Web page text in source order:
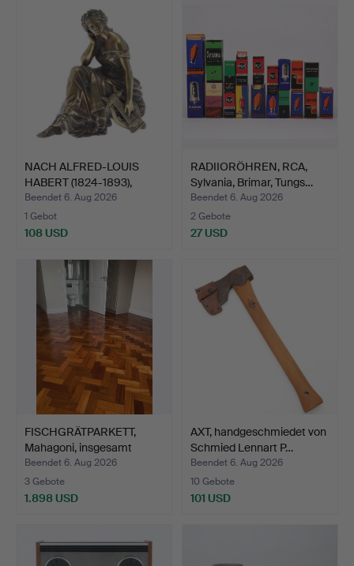
NACH ALFRED-LOUIS
HABERT (1824-1893),
MESS…
Beendet 6. Aug 2026
1 Gebot
108 USD
RADIIORÖHREN, RCA,
Sylvania, Brimar, Tungs…
Beendet 6. Aug 2026
2 Gebote
27 USD
FISCHGRÄTPARKETT,
Mahagoni, insgesamt
86,4…
Beendet 6. Aug 2026
3 Gebote
1.898 USD
AXT, handgeschmiedet von
Schmied Lennart P…
Beendet 6. Aug 2026
10 Gebote
101 USD